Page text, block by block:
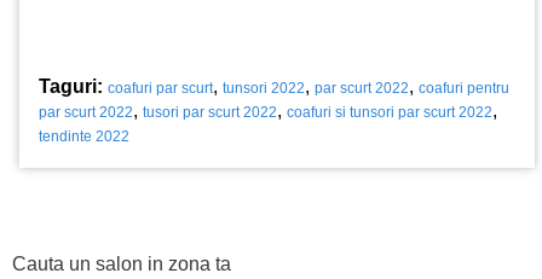
Taguri: coafuri par scurt, tunsori 2022, par scurt 2022, coafuri pentru
par scurt 2022, tusori par scurt 2022, coafuri si tunsori par scurt 2022,
tendinte 2022
Cauta un salon in zona ta